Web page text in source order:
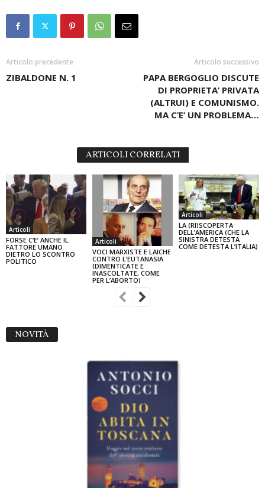
Articolo precedente
ZIBALDONE N. 1
Articolo successivo
PAPA BERGOGLIO DISCUTE
DI PROPRIETA’ PRIVATA
(ALTRUI) E COMUNISMO.
MA C’E’ UN PROBLEMA…
ARTICOLI CORRELATI
Articoli
FORSE C’E’ ANCHE IL
FATTORE UMANO
DIETRO LO SCONTRO
POLITICO
Articoli
VOCI MARXISTE E LAICHE
CONTRO L’EUTANASIA
(DIMENTICATE E
INASCOLTATE, COME
PER L’ABORTO)
Articoli
LA (RI)SCOPERTA
DELL’AMERICA (CHE LA
SINISTRA DETESTA
COME DETESTA L’ITALIA)
NOVITÀ